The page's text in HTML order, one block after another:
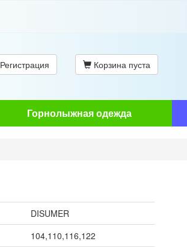
Регистрация Корзина пуста
Горнолыжная одежда
DISUMER
104,110,116,122